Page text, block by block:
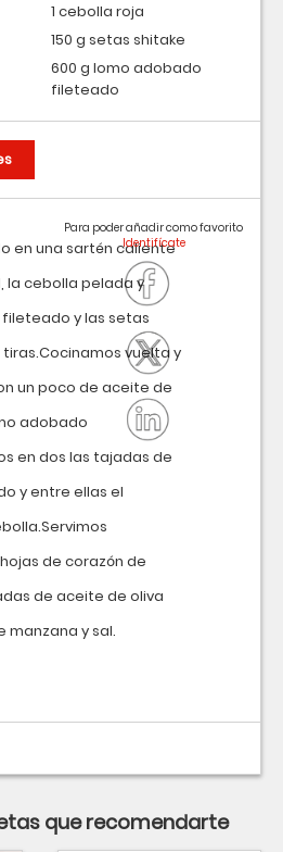
en una sartén caliente
la cebolla pelada y
y las setas
vuelta y
un poco de aceite de
adobado
en dos las tajadas de
y entre ellas el
de corazón de
de aceite de oliva
manzana y sal.
Para poder añadir como favorito
1 cebolla roja
150 g setas shitake
600 g lomo adobado
fileteado
que recomendarte